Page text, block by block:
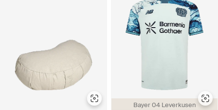
Bayer 04 Leverkusen